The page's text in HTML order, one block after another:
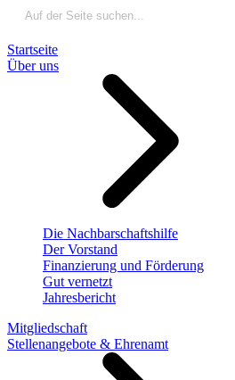
Startseite
Über uns
Die Nachbarschaftshilfe
Der Vorstand
Finanzierung und Förderung
Gut vernetzt
Jahresbericht
Mitgliedschaft
Stellenangebote & Ehrenamt